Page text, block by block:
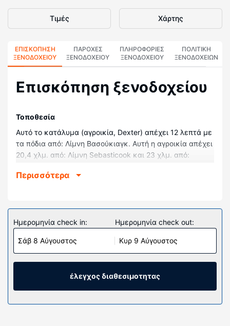
Τιμές Χάρτης
ΕΠΙΣΚΌΠΗΣΗ
ΞΕΝΟΔΟΧΕΊΟΥ
ΠΑΡΟΧΕΣ
ΞΕΝΟΔΟΧΕΙΟΥ
ΠΛΗΡΟΦΟΡΊΕΣ
ΞΕΝΟΔΟΧΕΊΟΥ
ΠΟΛΙΤΙΚΗ
ΞΕΝΟΔΟΧΕΊΩΝ
Επισκόπηση ξενοδοχείου
Τοποθεσία
Αυτό το κατάλυμα (αγροικία, Dexter) απέχει 12 λεπτά με
τα πόδια από: Λίμνη Βασούκιαγκ. Αυτή η αγροικία απέχει
20,4 χλμ. από: Λίμνη Sebasticook και 23 χλμ. από:
Δωμάτια
σίγουρα σαν στο σπίτι σας. Μια κουζίνα είναι
εξοπλισμένη με έναν φούρνο, μια μαγειρική εστία και
έναν φούρνο μικροκυμάτων.
Περισσότερα
Ημερομηνία check in:
Σάβ 8 Αύγουστος
Ημερομηνία check out:
Κυρ 9 Αύγουστος
έλεγχος διαθεσιμοτητας